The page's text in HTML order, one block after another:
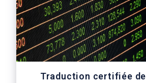
Traduction certifiée de